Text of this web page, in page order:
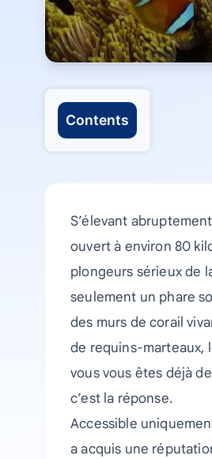
Contents
S’élevant
ouvert à environ 80
plongeurs sérieux de
seulement un phare
des murs de corail
de requins-marteaux,
vous vous êtes déjà
c’est la réponse.
Accessible
a acquis une